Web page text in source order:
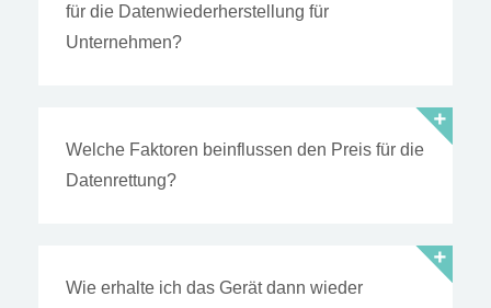
für die Datenwiederherstellung für
Unternehmen?
Welche Faktoren beinflussen den Preis für die
Datenrettung?
Wie erhalte ich das Gerät dann wieder